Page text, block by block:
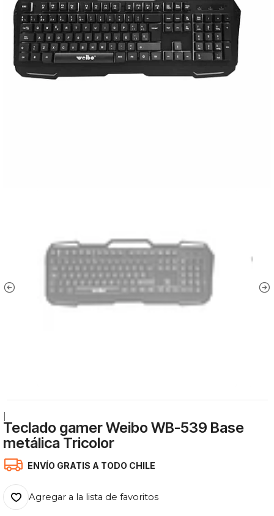
Teclado gamer Weibo WB-539 Base
metálica Tricolor
ENVÍO GRATIS A TODO CHILE
Agregar a la lista de favoritos